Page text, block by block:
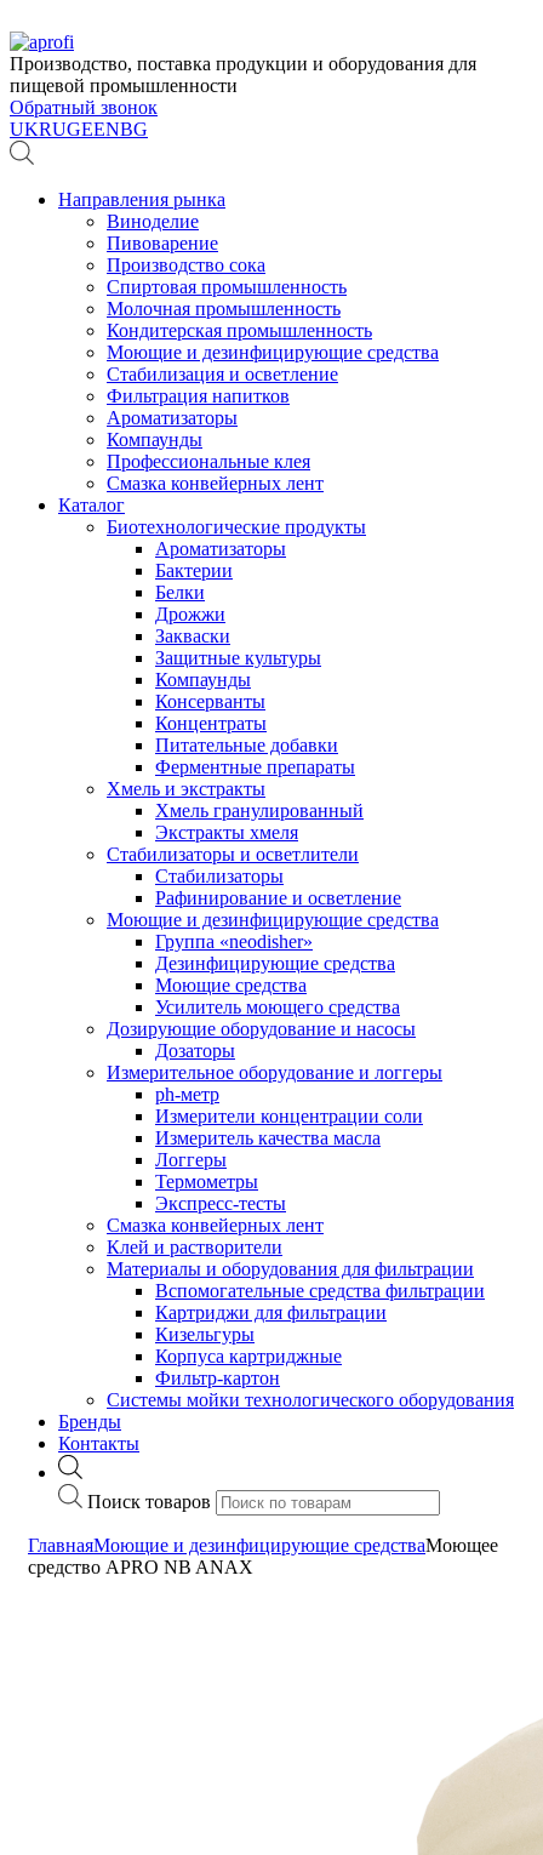
Производство, поставка продукции и оборудования для
пищевой промышленности
Обратный звонок
UKRUGEENBG
Направления рынка
Виноделие
Пивоварение
Производство сока
Спиртовая промышленность
Молочная промышленность
Кондитерская промышленность
Моющие и дезинфицирующие средства
Стабилизация и осветление
Фильтрация напитков
Ароматизаторы
Компаунды
Профессиональные клея
Смазка конвейерных лент
Каталог
Биотехнологические продукты
Ароматизаторы
Бактерии
Белки
Дрожжи
Закваски
Защитные культуры
Компаунды
Консерванты
Концентраты
Питательные добавки
Ферментные препараты
Хмель и экстракты
Хмель гранулированный
Экстракты хмеля
Cтабилизаторы и осветлители
Стабилизаторы
Рафинирование и осветление
Моющие и дезинфицирующие средства
Группа «neodisher»
Дезинфицирующие средства
Моющие средства
Усилитель моющего средства
Дозирующие оборудование и насосы
Дозаторы
Измерительное оборудование и логгеры
ph-метр
Измерители концентрации соли
Измеритель качества масла
Логгеры
Термометры
Экспресс-тесты
Cмазка конвейерных лент
Клей и растворители
Материалы и оборудования для фильтрации
Вспомогательные средства фильтрации
Картриджи для фильтрации
Кизельгуры
Корпуса картриджные
Фильтр-картон
Системы мойки технологического оборудования
Бренды
Контакты
Поиск товаров
ГлавнаяМоющие и дезинфицирующие средстваМоющее
средство APRO NB ANAX